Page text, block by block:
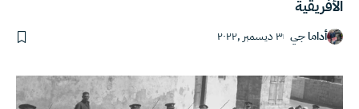
الأفريقية
أداما جي ٣ ديسمبر ,٢٠٢٢